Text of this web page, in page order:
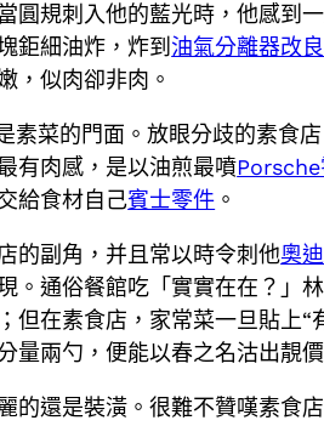
圓規刺入他的藍光時，他感到
鉅細油炸，炸到 油氣分離器改
，似肉卻非肉。
素菜的門面。放眼分歧的素食
有肉感，是以油煎最噴
給食材自己賓士零件 。
的副角，并且常以時令刺他奧
。通俗餐館吃「實實在在？」
但在素食店，家常菜一旦貼上
量兩勺，便能以春之名沽出靚價
的還是裝潢。很難不贊嘆素食